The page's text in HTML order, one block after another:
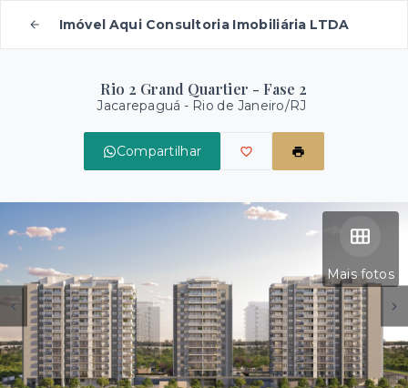
Imóvel Aqui Consultoria Imobiliária LTDA
Rio 2 Grand Quartier - Fase 2
Jacarepaguá - Rio de Janeiro/RJ
Compartilhar
Mais fotos